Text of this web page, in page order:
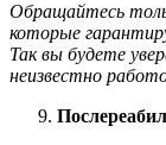
Обращайтесь
которые
Так вы будете
неизвестно